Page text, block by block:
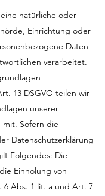
natürliche oder
Einrichtung oder
Daten
verarbeitet.
13 DSGVO teilen wir
unserer
Sofern die
Datenschutzerklärung
Folgendes: Die
Einholung von
6 Abs. 1 lit. a und Art. 7